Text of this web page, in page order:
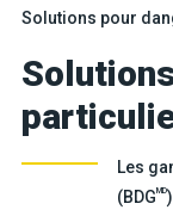
Solutions pour
Les
(BDGMD